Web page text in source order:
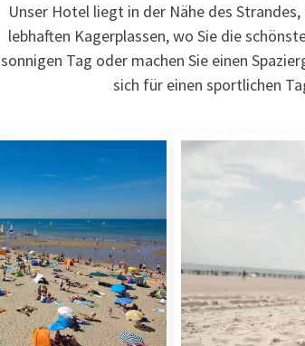
Unser Hotel liegt in der Nähe des
lebhaften Kagerplassen, wo Sie die
sonnigen Tag oder machen Sie einen
sich für einen sportlichen